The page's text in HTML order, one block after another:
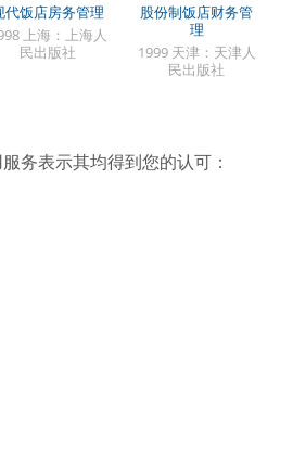
代饭店房务管理
上海：上海人
民出版社
股份制饭店财务管
理
1999 天津：天津人
民出版社
务表示其均得到您的认可：